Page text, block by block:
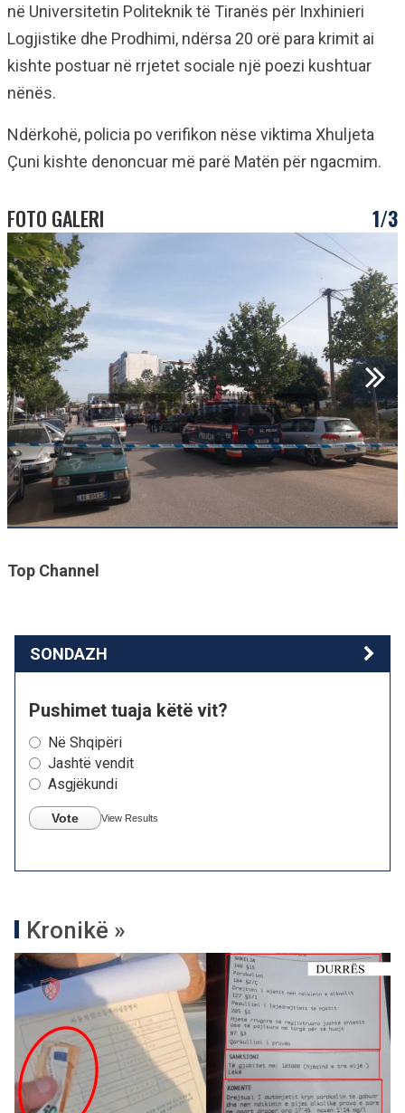
në Universitetin Politeknik të Tiranës për Inxhinieri
Logjistike dhe Prodhimi, ndërsa 20 orë para krimit ai
kishte postuar në rrjetet sociale një poezi kushtuar
nënës.
Ndërkohë, policia po verifikon nëse viktima Xhuljeta
Çuni kishte denoncuar më parë Matën për ngacmim.
FOTO GALERI 1/3
Top Channel
SONDAZH
Pushimet tuaja këtë vit?
Në Shqipëri
Jashtë vendit
Asgjëkundi
Vote View Results
Kronikë »